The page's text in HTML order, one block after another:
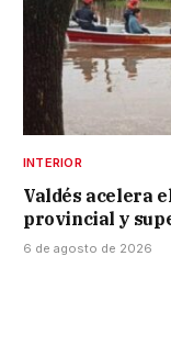
INTERIOR
Valdés acelera
provincial y
6 de agosto de 2026